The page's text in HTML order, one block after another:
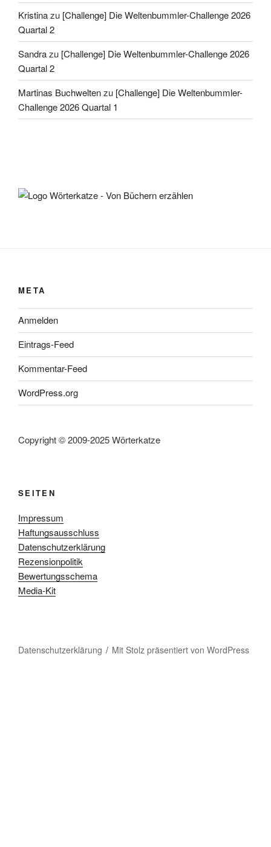
Kristinazu [Challenge] Die Weltenbummler-Challenge 2026
Quartal 2
Sandrazu [Challenge] Die Weltenbummler-Challenge 2026
Quartal 2
Martinas Buchweltenzu [Challenge] Die Weltenbummler-
Challenge 2026 Quartal 1
META
Anmelden
Eintrags-Feed
Kommentar-Feed
WordPress.org
Copyright © 2009-2025 Wörterkatze
SEITEN
Impressum
Haftungsausschluss
Datenschutzerklärung
Rezensionpolitik
Bewertungsschema
Media-Kit
Datenschutzerklärung Mit Stolz präsentiert von WordPress